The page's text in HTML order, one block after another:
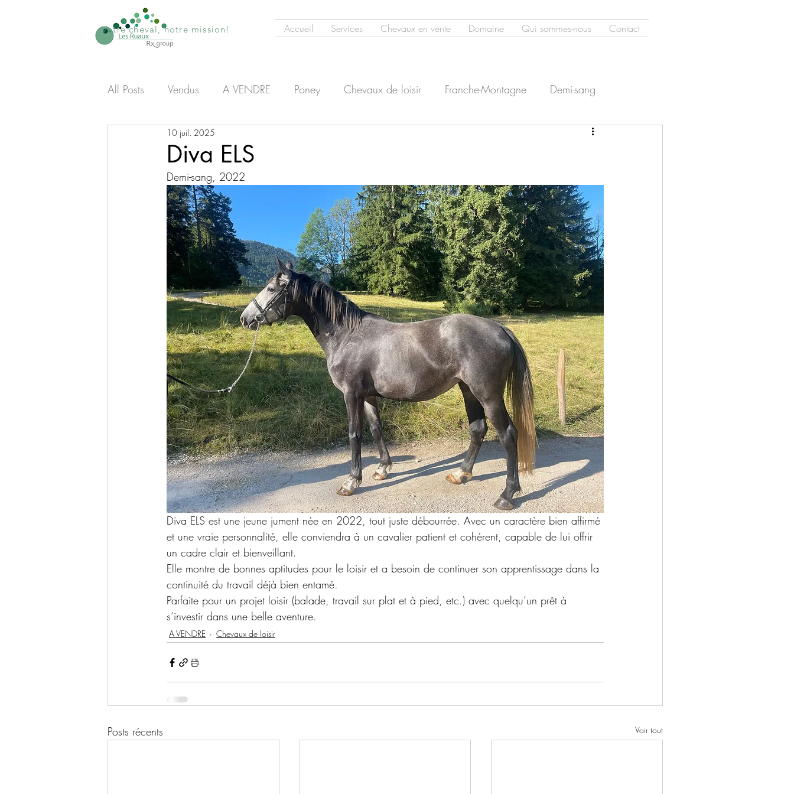
Votre cheval, notre mission! Accueil Services Chevaux en vente Domaine Qui sommes-nous Contact
All Posts Vendus A VENDRE Poney Chevaux de loisir Franche-Montagne Demi-sang
Diva ELS
10 juil. 2025
Demi-sang, 2022
Diva ELS est une jeune jument née en 2022, tout juste débourrée. Avec un caractère bien affirmé
et une vraie personnalité, elle conviendra à un cavalier patient et cohérent, capable de lui offrir
un cadre clair et bienveillant.
Elle montre de bonnes aptitudes pour le loisir et a besoin de continuer son apprentissage dans la
continuité du travail déjà bien entamé.
Parfaite pour un projet loisir (balade, travail sur plat et à pied, etc.) avec quelqu’un prêt à
s’investir dans une belle aventure.
A VENDRE Chevaux de loisir
Posts récents Voir tout